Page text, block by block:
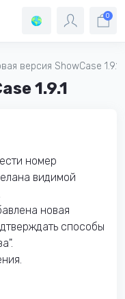
0
версия ShowCase 1.9.1
1.9.1
номер
видимой
новая
способы